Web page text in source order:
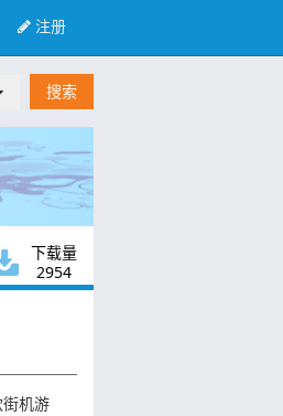
注册
搜索
下载量
2954
机游